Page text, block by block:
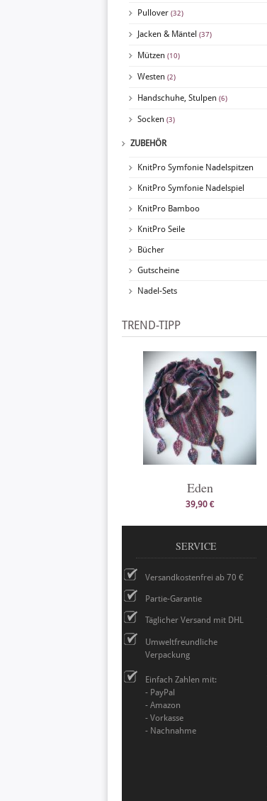
Pullover (32)
Jacken & Mäntel (37)
Mützen (10)
Westen (2)
Handschuhe, Stulpen (6)
Socken (3)
ZUBEHÖR
KnitPro Symfonie Nadelspitzen
KnitPro Symfonie Nadelspiel
KnitPro Bamboo
KnitPro Seile
Bücher
Gutscheine
Nadel-Sets
TREND-TIPP
Eden
39,90 €
SERVICE
Versandkostenfrei ab 70 €
Partie-Garantie
Täglicher Versand mit DHL
Umweltfreundliche
Verpackung
Einfach Zahlen mit:
- PayPal
- Amazon
- Vorkasse
- Nachnahme